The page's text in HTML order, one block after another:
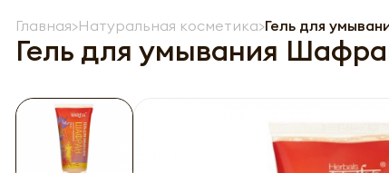
Главная Натуральная косметика Гель для
Гель для умывания